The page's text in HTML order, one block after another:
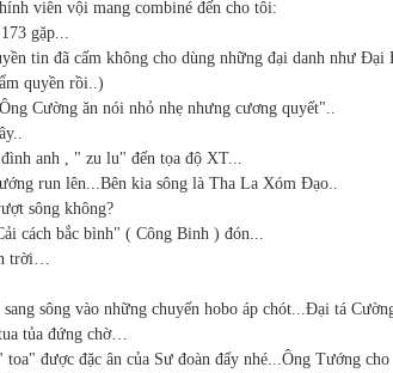
viên vội mang combiné đến cho tôi:
gặp...
tin đã cấm không cho dùng những đại danh như
quyền rồi..)
Cường ăn nói nhỏ nhẹ nhưng cương quyết"..
anh , " zu lu" đến tọa độ XT...
run lên...Bên kia sông là Tha La Xóm Đạo..
sông không?
cách bắc bình" ( Công Binh ) đón...
trời…
sông vào những chuyến hobo áp chót...Đại tá
tủa đứng chờ…
được đặc ân của Sư đoàn đấy nhé...Ông Tướng